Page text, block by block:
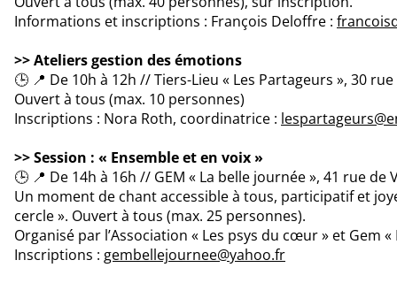
Informations et inscriptions : François Deloffre :
>> Ateliers gestion des émotions
🕒 📍 De 10h à 12h // Tiers-Lieu « Les Partageurs », 30
Ouvert à tous (max. 10 personnes)
Inscriptions : Nora Roth, coordinatrice :
>> Session : « Ensemble et en voix »
🕒 📍 De 14h à 16h // GEM « La belle journée », 41 rue de
Un moment de chant accessible à tous, participatif et
cercle ». Ouvert à tous (max. 25 personnes).
Organisé par l’Association « Les psys du cœur » et Gem
Inscriptions : gembellejournee@yahoo.fr